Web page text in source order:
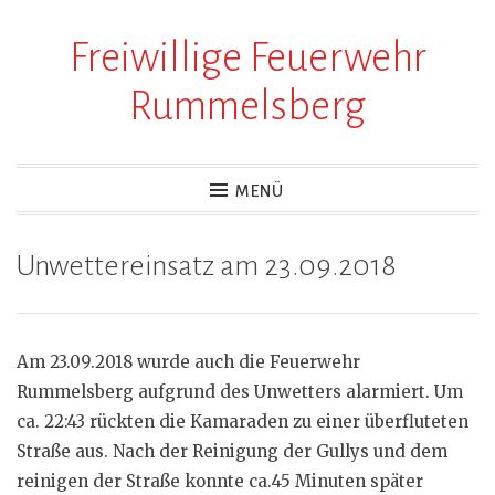
Freiwillige Feuerwehr
Rummelsberg
MENÜ
Unwettereinsatz am 23.09.2018
Am 23.09.2018 wurde auch die Feuerwehr
Rummelsberg aufgrund des Unwetters alarmiert. Um
ca. 22:43 rückten die Kamaraden zu einer überfluteten
Straße aus. Nach der Reinigung der Gullys und dem
reinigen der Straße konnte ca.45 Minuten später